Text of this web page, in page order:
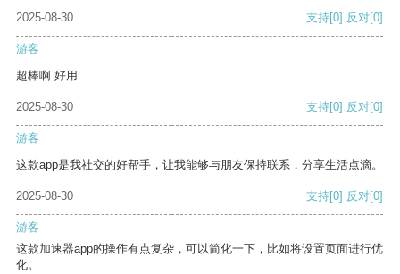
2025-08-30
支持[0] 反对[0]
游客
超棒啊 好用
2025-08-30 支持[0] 反对[0]
游客
这款app是我社交的好帮手，让我能够与朋友保持联系，分享生活点滴。
2025-08-30 支持[0] 反对[0]
游客
这款加速器app的操作有点复杂，可以简化一下，比如将设置页面进行优
化。